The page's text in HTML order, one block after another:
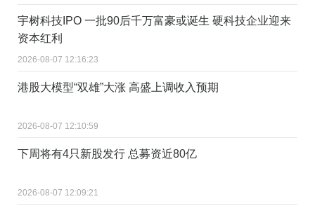
宇树科技IPO 一批90后千万富豪或诞生 硬科技企业迎来
资本红利
2026-08-07 12:16:23
港股大模型“双雄”大涨 高盛上调收入预期
2026-08-07 12:10:59
下周将有4只新股发行 总募资近80亿
2026-08-07 12:09:21